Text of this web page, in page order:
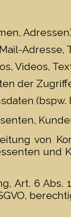
Adresse,
Videos,
der
von
und
Art. 6 Abs.